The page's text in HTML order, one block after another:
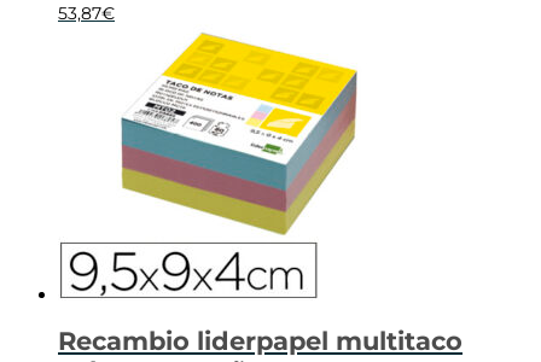
53,87€
Recambio liderpapel multitaco